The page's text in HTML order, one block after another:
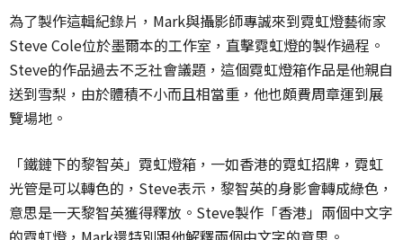
為了製作這輯紀錄片，Mark與攝影師專誠來到霓虹燈藝術家
Steve Cole位於墨爾本的工作室，直擊霓虹燈的製作過程。
Steve的作品過去不乏社會議題，這個霓虹燈箱作品是他親自
送到雪梨，由於體積不小而且相當重，他也頗費周章運到展
覽場地。
「鐵鏈下的黎智英」霓虹燈箱，一如香港的霓虹招牌，霓虹
光管是可以轉色的，Steve表示，黎智英的身影會轉成綠色，
意思是一天黎智英獲得釋放。Steve製作「香港」兩個中文字